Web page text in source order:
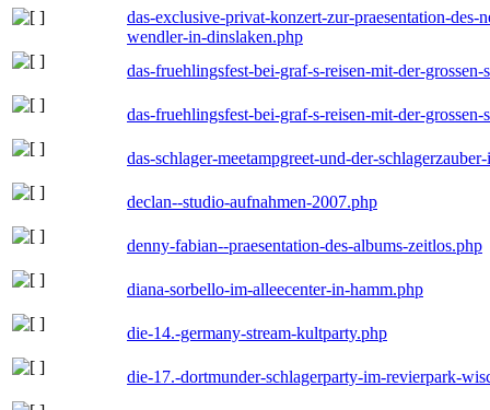
das-exclusive-privat-konzert-zur-praesentation-
wendler-in-dinslaken.php
das-fruehlingsfest-bei-graf-s-reisen-mit-der-
das-fruehlingsfest-bei-graf-s-reisen-mit-der-
das-schlager-meetampgreet-und-der-
declan--studio-aufnahmen-2007.php
denny-fabian--praesentation-des-albums-zeitlos.php
diana-sorbello-im-alleecenter-in-hamm.php
die-14.-germany-stream-kultparty.php
die-17.-dortmunder-schlagerparty-im-revierpark-